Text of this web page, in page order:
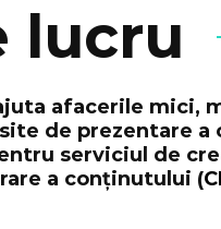
lucru
afacerile mici,
de prezentare a
serviciul de
a conținutului (